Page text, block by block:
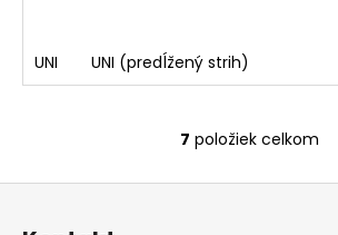
UNI UNI (predĺžený strih)
O
v
7 položiek celkom
Z